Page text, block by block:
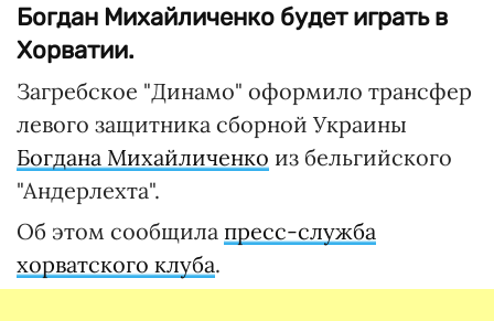
Богдан Михайличенко будет играть в
Хорватии.
Загребское "Динамо" оформило трансфер
левого защитника сборной Украины
Богдана Михайличенко из бельгийского
"Андерлехта".
Об этом сообщила пресс-служба
хорватского клуба.